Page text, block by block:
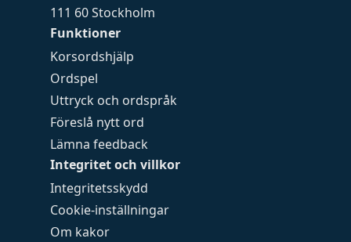
Funktioner
Korsordshjälp
Ordspel
Uttryck och ordspråk
Föreslå nytt ord
Lämna feedback
Integritet och villkor
Integritetsskydd
Cookie-inställningar
Om kakor
111 60 Stockholm